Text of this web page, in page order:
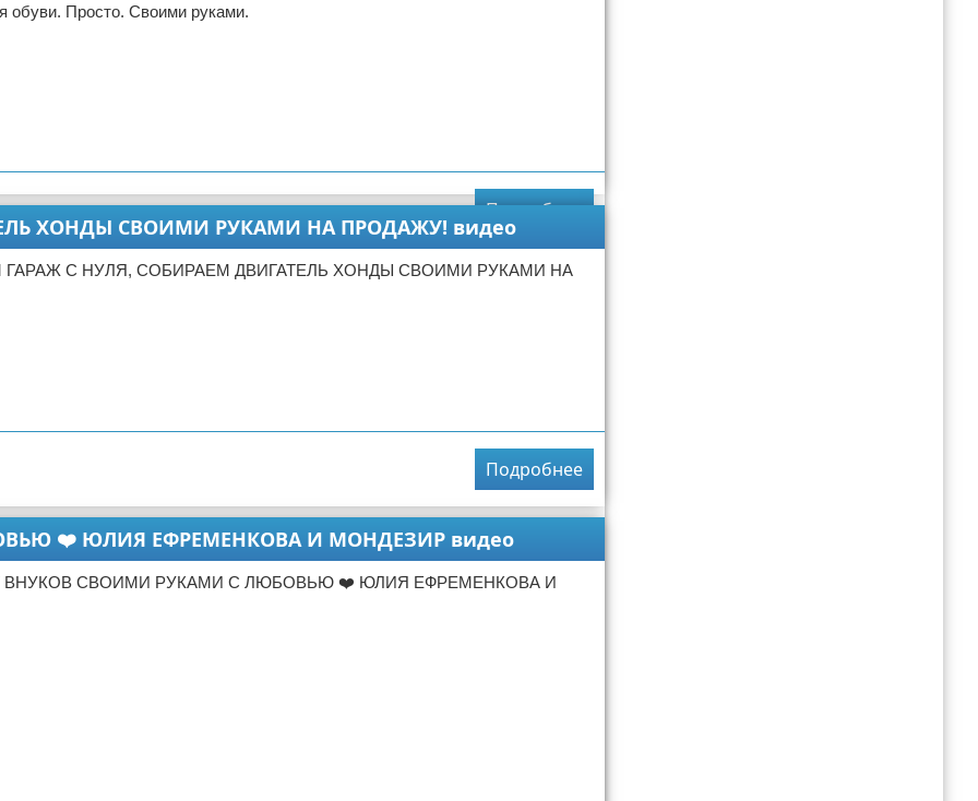
Просто. Своими руками.
Подробнее
ХОНДЫ СВОИМИ РУКАМИ НА ПРОДАЖУ! видео
ГАРАЖ С НУЛЯ, СОБИРАЕМ ДВИГАТЕЛЬ ХОНДЫ СВОИМИ РУКАМИ НА
Подробнее
❤️ ЮЛИЯ ЕФРЕМЕНКОВА И МОНДЕЗИР видео
ВНУКОВ СВОИМИ РУКАМИ С ЛЮБОВЬЮ ❤️ ЮЛИЯ ЕФРЕМЕНКОВА И